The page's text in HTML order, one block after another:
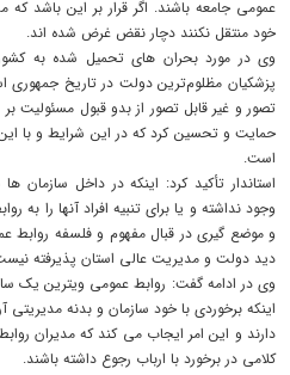
عمومی جامعه باشند. اگر قرار بر این باشد
خود منتقل نکنند دچار نقض غرض شده اند.
وی در مورد بحران های تحمیل شده به
پزشکیان مظلوم‌ترین دولت در تاریخ جمهوری
تصور و غیر قابل تصور از بدو قبول مسئولیت
حمایت و تحسین کرد که در این شرایط و با
است.
استاندار تأکید کرد: اینکه در داخل
وجود نداشته و یا برای تنبیه افراد آنها را به
و موضع گیری در قبال مفهوم و فلسفه روابط
دید دولت و مدیریت عالی استان پذیرفته
وی در ادامه گفت: روابط عمومی ویترین یک
اینکه برخوردی با خود سازمان و بدنه
دارند و این امر ایجاب می کند که مدیران
کلامی در برخورد با ارباب رجوع داشته باشند.